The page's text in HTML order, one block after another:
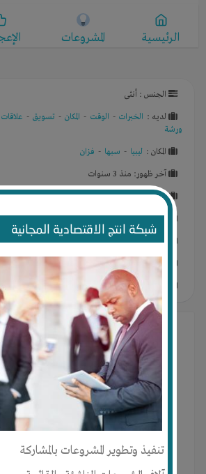
شبكة انتج الاقتصادية المجانية
تنفيذ وتطوير المشروعات بالمشاركة
الرئيسية المشروعات
الجنس : أنثى
لديـه : الخبرات - الوقت - المكان - تسويق - علاقات
ورشة
المكان : ليبيا - سبها - فزان
آخر ظهور: منذ 3 سنوات
خبرة في : صناعة الملابس,
يريد الإستثمار في : مصنع ملابس,
يستطيع التسويق في :الملابس,
عدد الزيارات للبروفايل : 460
درجة البروفايل : %
غزاله محمد صالح مسعود لم